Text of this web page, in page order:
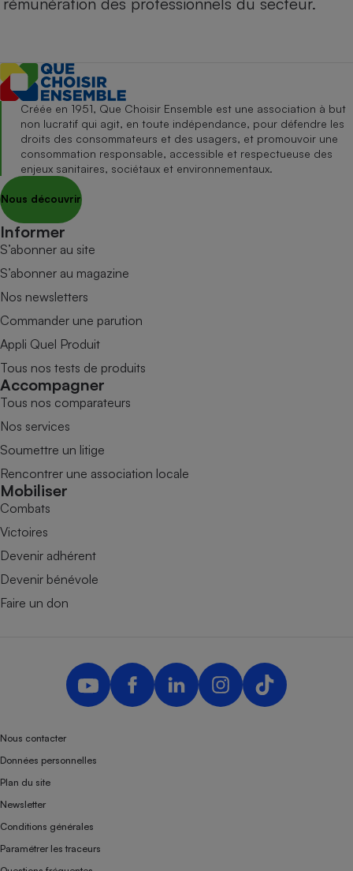
Créée en 1951, Que Choisir Ensemble est une association à but
non lucratif qui agit, en toute indépendance, pour défendre les
droits des consommateurs et des usagers, et promouvoir une
consommation responsable, accessible et respectueuse des
enjeux sanitaires, sociétaux et environnementaux.
Nous découvrir
Informer
S’abonner au site
S’abonner au magazine
Nos newsletters
Commander une parution
Appli Quel Produit
Tous nos tests de produits
Accompagner
Tous nos comparateurs
Nos services
Soumettre un litige
Rencontrer une association locale
Mobiliser
Combats
Victoires
Devenir adhérent
Devenir bénévole
Faire un don
Nous contacter
Données personnelles
Plan du site
Newsletter
Conditions générales
Paramétrer les traceurs